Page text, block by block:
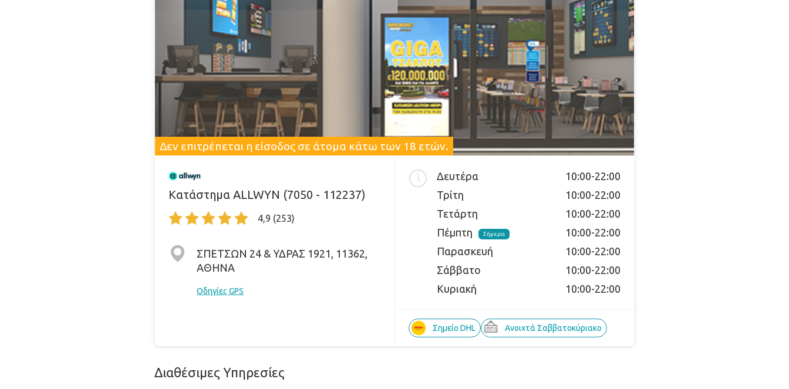
Δεν επιτρέπεται η είσοδος σε άτομα κάτω των 18 ετών.
Κατάστημα ALLWYN (7050 - 112237)
4,9 (253)
ΣΠΕΤΣΩΝ 24 & ΥΔΡΑΣ 1921, 11362,
ΑΘΗΝΑ
Οδηγίες GPS
Δευτέρα
10:00-22:00
Τρίτη
10:00-22:00
Τετάρτη
10:00-22:00
Πέμπτη
Σήμερα
10:00-22:00
Παρασκευή
10:00-22:00
Σάββατο
10:00-22:00
Κυριακή
10:00-22:00
Σημείο DHL Ανοιχτά Σαββατοκύριακο
Διαθέσιμες Υπηρεσίες